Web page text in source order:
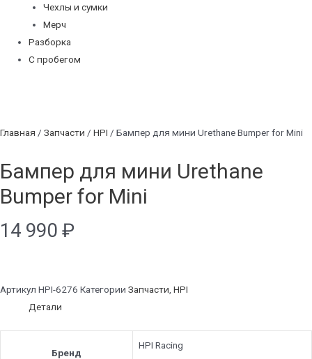
Чехлы и сумки
Мерч
Разборка
С пробегом
Главная / Запчасти / HPI / Бампер для мини Urethane Bumper for Mini
Бампер для мини Urethane
Bumper for Mini
14 990 ₽
Артикул HPI-6276 Категории Запчасти, HPI
Детали
Бренд
HPI Racing